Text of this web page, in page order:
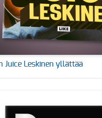
Juice Leskinen yllättää